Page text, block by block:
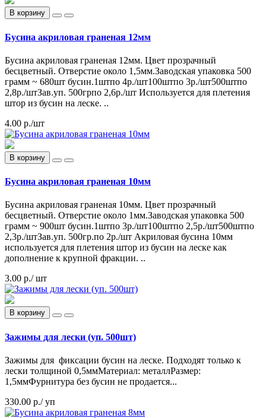
В корзину
Бусина акриловая граненая 12мм
Бусина акриловая граненая 12мм. Цвет прозрачный
бесцветный. Отверстие около 1,5мм.Заводская упаковка 500
грамм ~ 680шт бусин.1штпо 4р./шт100штпо 3р./шт500штпо
2,8р./штЗав.уп. 500грпо 2,6р./шт Используется для плетения
штор из бусин на леске. ..
4.00 р./шт
В корзину
Бусина акриловая граненая 10мм
Бусина акриловая граненая 10мм. Цвет прозрачный
бесцветный. Отверстие около 1мм.Заводская упаковка 500
грамм ~ 900шт бусин.1штпо 3р./шт100штпо 2,5р./шт500штпо
2,3р./штЗав.уп. 500гр.по 2р./шт Акриловая бусина 10мм
используется для плетения штор из бусин на леске как
дополнение к крупной фракции. ..
3.00 р./ шт
В корзину
Зажимы для лески (уп. 500шт)
Зажимы для фиксации бусин на леске. Подходят только к
лески толщиной 0,5ммМатериал: металлРазмер:
1,5ммФурнитура без бусин не продается...
330.00 р./ уп